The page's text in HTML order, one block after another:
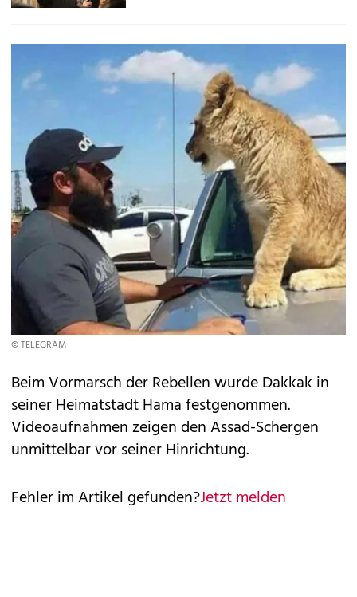
© TELEGRAM
Beim Vormarsch der Rebellen wurde Dakkak in
seiner Heimatstadt Hama festgenommen.
Videoaufnahmen zeigen den Assad-Schergen
unmittelbar vor seiner Hinrichtung.
Fehler im Artikel gefunden?Jetzt melden